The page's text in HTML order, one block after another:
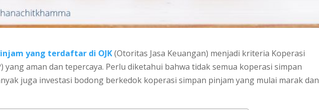
yang terdaftar di OJK (Otoritas Jasa Keuangan) menjadi kriteria Koperasi
yang aman dan tepercaya. Perlu diketahui bahwa tidak semua koperasi simpan
juga investasi bodong berkedok koperasi simpan pinjam yang mulai marak dan